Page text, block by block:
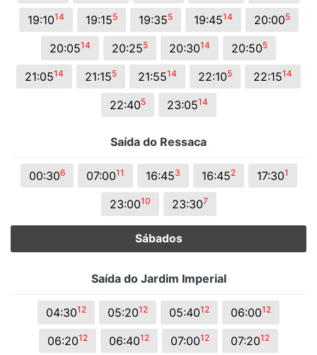
19:1014 19:155 19:355 19:4514 20:005
20:0514 20:255 20:3014 20:505
21:0514 21:155 21:5514 22:105 22:1514
22:405 23:0514
Saída do Ressaca
00:306 07:0011 16:453 16:452 17:301
23:0010 23:307
Sábados
Saída do Jardim Imperial
04:3012 05:2012 05:4012 06:0012
06:2012 06:4012 07:0012 07:2012